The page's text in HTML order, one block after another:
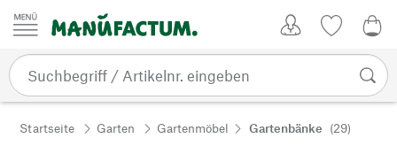
Zum Inhalt springen
Startseite Garten Gartenmöbel Gartenbänke (29)